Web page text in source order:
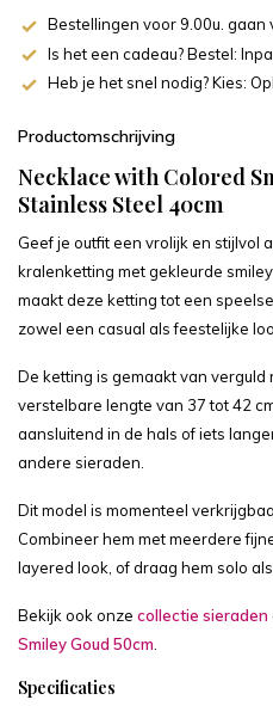
Bestellingen voor 9.00u. gaan
Is het een cadeau? Bestel:
Heb je het snel nodig? Kies:
Productomschrijving
Necklace with Colored
Stainless Steel 40cm
Geef je outfit een vrolijk en stijlvol
kralenketting met gekleurde
maakt deze ketting tot een
zowel een casual als feestelijke
De ketting is gemaakt van
verstelbare lengte van 37 tot 42
aansluitend in de hals of iets
andere sieraden.
Dit model is momenteel
Combineer hem met meerdere
layered look, of draag hem solo
Bekijk ook onze collectie sieraden
Smiley Goud 50cm.
Specificaties